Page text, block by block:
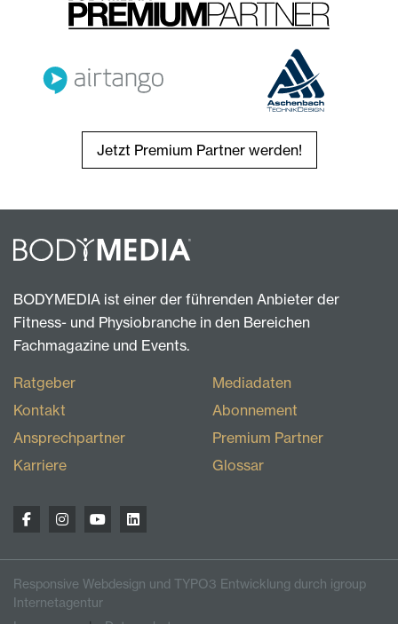
Jetzt Premium Partner werden!
BODYMEDIA ist einer der führenden Anbieter der
Fitness- und Physiobranche in den Bereichen
Fachmagazine und Events.
Ratgeber
Kontakt
Ansprechpartner
Karriere
Mediadaten
Abonnement
Premium Partner
Glossar
Responsive Webdesign und TYPO3 Entwicklung durch igroup
Internetagentur